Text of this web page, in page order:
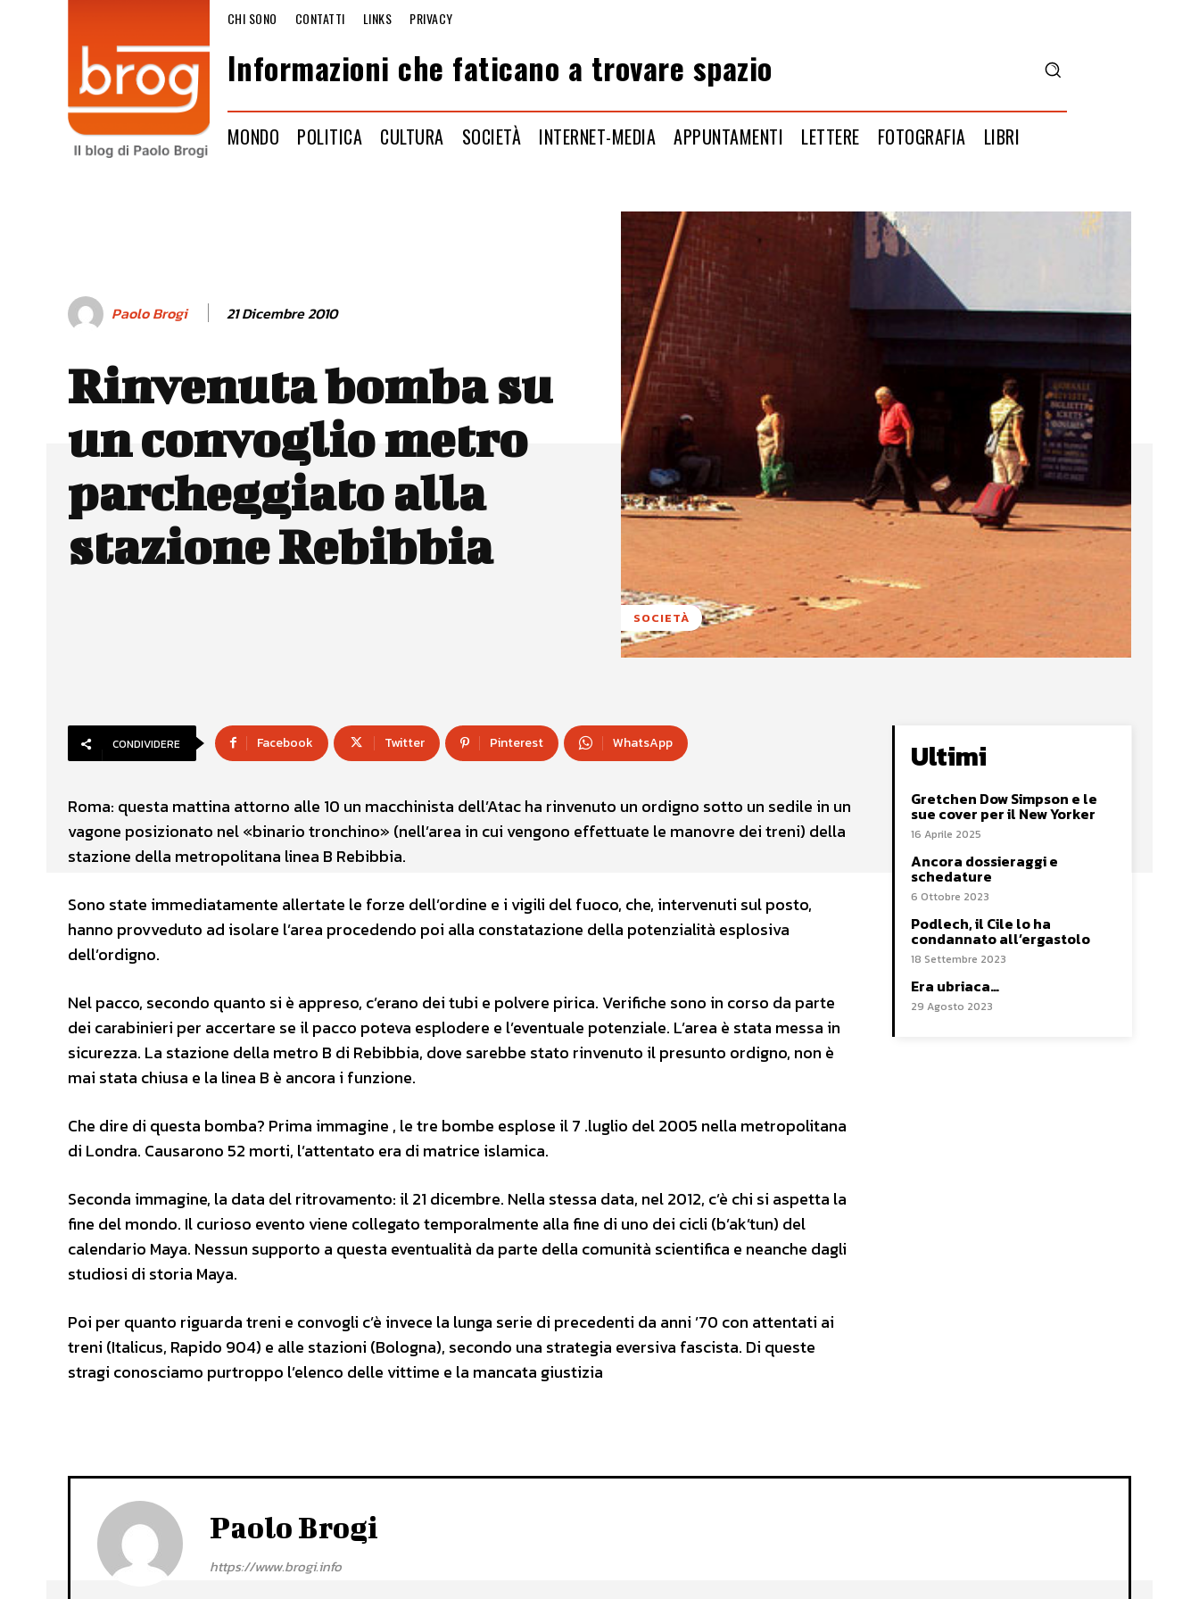
CHI SONO CONTATTI LINKS PRIVACY
Informazioni che faticano a trovare spazio
MONDO POLITICA CULTURA SOCIETÀ INTERNET-MEDIA APPUNTAMENTI LETTERE FOTOGRAFIA LIBRI
Paolo Brogi 21 Dicembre 2010
Rinvenuta bomba su
un convoglio metro
parcheggiato alla
stazione Rebibbia
SOCIETÀ
CONDIVIDERE Facebook Twitter Pinterest WhatsApp
Roma: questa mattina attorno alle 10 un macchinista dell’Atac ha rinvenuto un ordigno sotto un sedile in un
vagone posizionato nel «binario tronchino» (nell’area in cui vengono effettuate le manovre dei treni) della
stazione della metropolitana linea B Rebibbia.
Sono state immediatamente allertate le forze dell’ordine e i vigili del fuoco, che, intervenuti sul posto,
hanno provveduto ad isolare l’area procedendo poi alla constatazione della potenzialità esplosiva
dell’ordigno.
Nel pacco, secondo quanto si è appreso, c’erano dei tubi e polvere pirica. Verifiche sono in corso da parte
dei carabinieri per accertare se il pacco poteva esplodere e l’eventuale potenziale. L’area è stata messa in
sicurezza. La stazione della metro B di Rebibbia, dove sarebbe stato rinvenuto il presunto ordigno, non è
mai stata chiusa e la linea B è ancora i funzione.
Che dire di questa bomba? Prima immagine , le tre bombe esplose il 7 .luglio del 2005 nella metropolitana
di Londra. Causarono 52 morti, l’attentato era di matrice islamica.
Seconda immagine, la data del ritrovamento: il 21 dicembre. Nella stessa data, nel 2012, c’è chi si aspetta la
fine del mondo. Il curioso evento viene collegato temporalmente alla fine di uno dei cicli (b’ak’tun) del
calendario Maya. Nessun supporto a questa eventualità da parte della comunità scientifica e neanche dagli
studiosi di storia Maya.
Poi per quanto riguarda treni e convogli c’è invece la lunga serie di precedenti da anni ’70 con attentati ai
treni (Italicus, Rapido 904) e alle stazioni (Bologna), secondo una strategia eversiva fascista. Di queste
stragi conosciamo purtroppo l’elenco delle vittime e la mancata giustizia
Ultimi
Gretchen Dow Simpson e le
sue cover per il New Yorker
16 Aprile 2025
Ancora dossieraggi e
schedature
6 Ottobre 2023
Podlech, il Cile lo ha
condannato all’ergastolo
18 Settembre 2023
Era ubriaca…
29 Agosto 2023
Paolo Brogi
https://www.brogi.info